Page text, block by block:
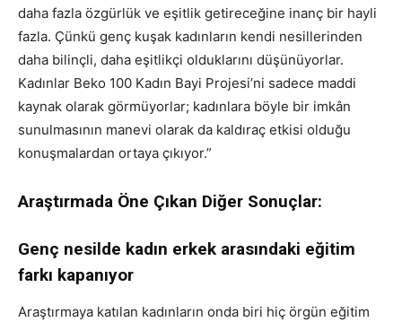
daha fazla özgürlük ve eşitlik getireceğine inanç bir hayli
fazla. Çünkü genç kuşak kadınların kendi nesillerinden
daha bilinçli, daha eşitlikçi olduklarını düşünüyorlar.
Kadınlar Beko 100 Kadın Bayi Projesi’ni sadece maddi
kaynak olarak görmüyorlar; kadınlara böyle bir imkân
sunulmasının manevi olarak da kaldıraç etkisi olduğu
konuşmalardan ortaya çıkıyor.”
Araştırmada Öne Çıkan Diğer Sonuçlar:
Genç nesilde kadın erkek arasındaki eğitim
farkı kapanıyor
Araştırmaya katılan kadınların onda biri hiç örgün eğitim